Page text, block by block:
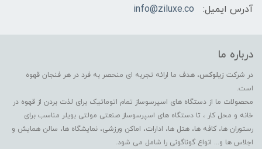
آدرس ایمیل:
info@ziluxe.co
درباره ما
در شرکت زیلوکس، هدف ما ارائه تجربه ای منحصر به فرد در هر فنجان قهوه
است.
محصولات ما از دستگاه های اسپرسوساز تمام اتوماتیک برای لذت بردن از قهوه در
خانه و محل کار ، تا دستگاه های اسپرسوساز صنعتی مولتی بویلر مناسب برای
رستوران ها، کافه ها، هتل ها، ادارات، اماکن ورزشی، نمایشگاه ها، سالن همایش و
اجلاس ها و... انواع گوناگونی را شامل می شود.